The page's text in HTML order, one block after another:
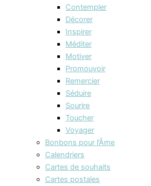
Contempler
Décorer
Inspirer
Méditer
Motiver
Promouvoir
Remercier
Séduire
Sourire
Toucher
Voyager
Bonbons pour l’Âme
Calendriers
Cartes de souhaits
Cartes postales